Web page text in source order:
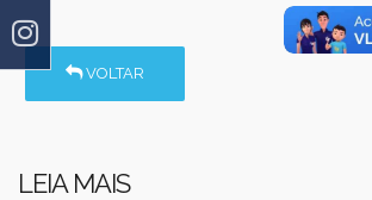
VOLTAR
LEIA MAIS